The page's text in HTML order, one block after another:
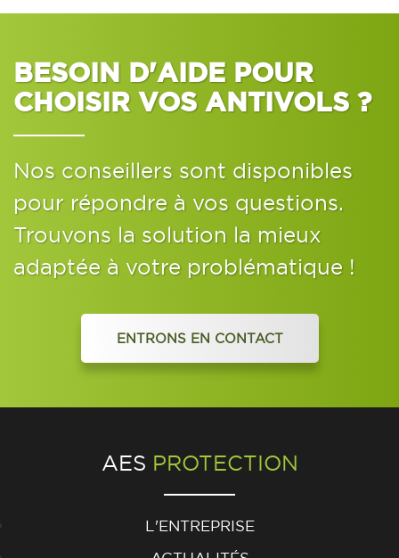
BESOIN D'AIDE POUR
CHOISIR VOS ANTIVOLS ?
Nos conseillers sont disponibles
pour répondre à vos questions.
Trouvons la solution la mieux
adaptée à votre problématique !
ENTRONS EN CONTACT
AES PROTECTION
L'ENTREPRISE